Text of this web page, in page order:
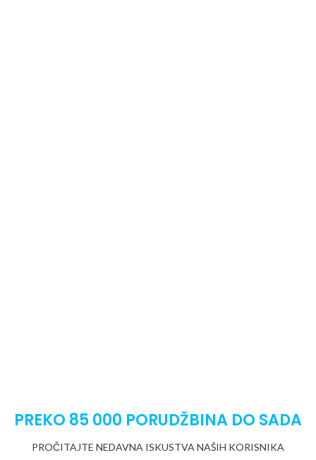
PREKO 85 000 PORUDŽBINA DO SADA
PROČITAJTE NEDAVNA ISKUSTVA NAŠIH KORISNIKA